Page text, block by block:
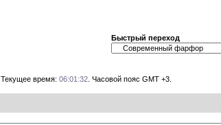
Быстрый переход
Текущее время: 06:01:32. Часовой пояс GMT +3.